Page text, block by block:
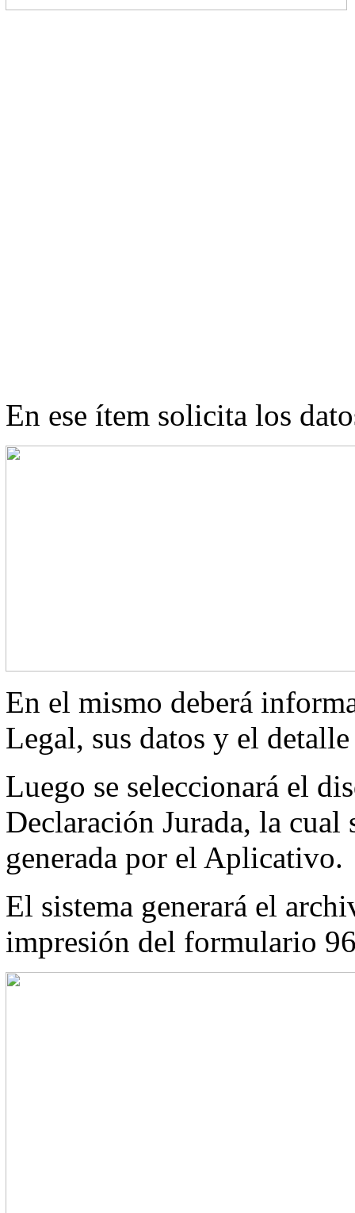
En ese ítem solicita los
En el mismo deberá
Legal, sus datos y el
Luego se seleccionará el
Declaración Jurada, la cual
generada por el Aplicativo.
El sistema generará el
impresión del formulario